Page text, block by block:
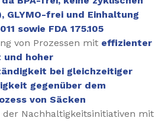
GLYMO-frei und Einhaltung
sowie FDA 175.105
von Prozessen mit effizienter
und hoher
bei gleichzeitiger
gegenüber dem
von Säcken
der Nachhaltigkeitsinitiativen mit